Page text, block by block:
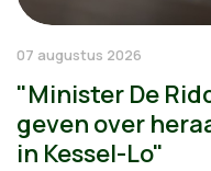
07 augustus 2026
"Minister De
geven over
in Kessel-Lo"